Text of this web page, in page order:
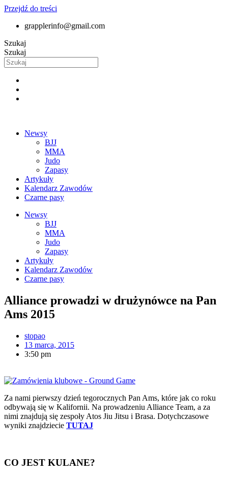
Przejdź do treści
grapplerinfo@gmail.com
Szukaj
Szukaj
Newsy
BJJ
MMA
Judo
Zapasy
Artykuły
Kalendarz Zawodów
Czarne pasy
Newsy
BJJ
MMA
Judo
Zapasy
Artykuły
Kalendarz Zawodów
Czarne pasy
Alliance prowadzi w drużynówce na Pan
Ams 2015
stopao
13 marca, 2015
3:50 pm
Za nami pierwszy dzień tegorocznych Pan Ams, które jak co roku
odbywają się w Kalifornii. Na prowadzeniu Alliance Team, a za
nimi znajdują się zespoły Atos Jiu Jitsu i Brasa. Dotychczasowe
wyniki znajdziecie TUTAJ
CO JEST KULANE?